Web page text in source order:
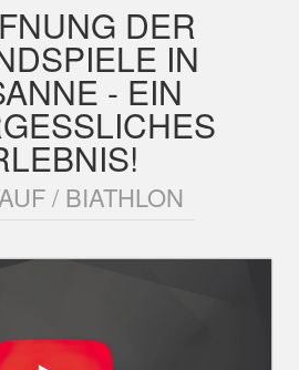
DER
IN
- EIN
/ BIATHLON